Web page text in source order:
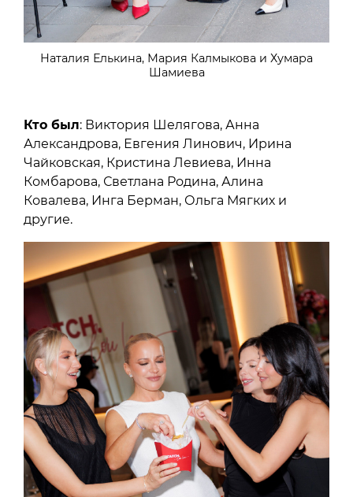
Наталия Елькина, Мария Калмыкова и Хумара
Шамиева
Кто был: Виктория Шелягова, Анна
Александрова, Евгения Линович, Ирина
Чайковская, Кристина Левиева, Инна
Комбарова, Светлана Родина, Алина
Ковалева, Инга Берман, Ольга Мягких и
другие.